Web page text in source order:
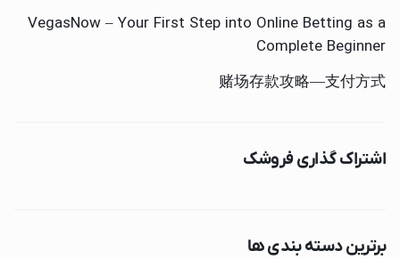
VegasNow – Your First Step into Online Betting as a
Complete Beginner
赌场存款攻略—支付方式
اشتراک گذاری فروشک
برترین دسته بندی ها